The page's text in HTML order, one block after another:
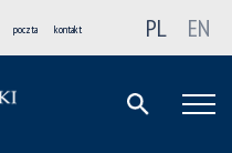
poczta kontakt PL EN